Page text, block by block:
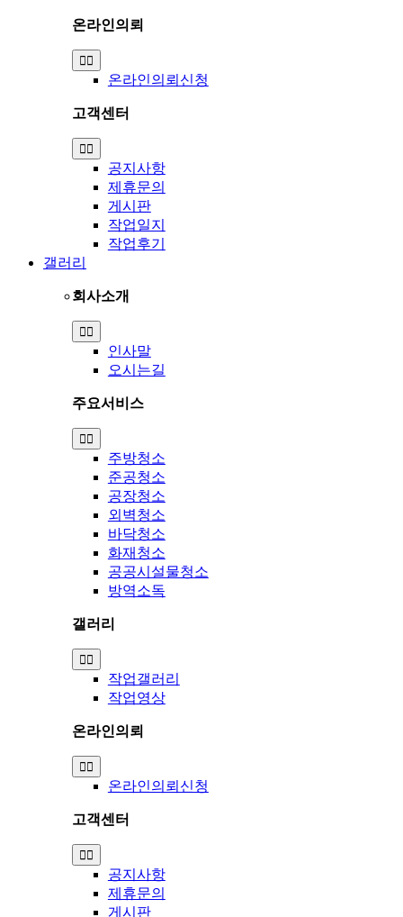
온라인의뢰
Toggle
Navigation
온라인의뢰신청
고객센터
Toggle
Navigation
공지사항
제휴문의
게시판
작업일지
작업후기
갤러리
회사소개
Toggle
Navigation
인사말
오시는길
주요서비스
Toggle
Navigation
주방청소
준공청소
공장청소
외벽청소
바닥청소
화재청소
공공시설물청소
방역소독
갤러리
Toggle
Navigation
작업갤러리
작업영상
온라인의뢰
Toggle
Navigation
온라인의뢰신청
고객센터
Toggle
Navigation
공지사항
제휴문의
게시판